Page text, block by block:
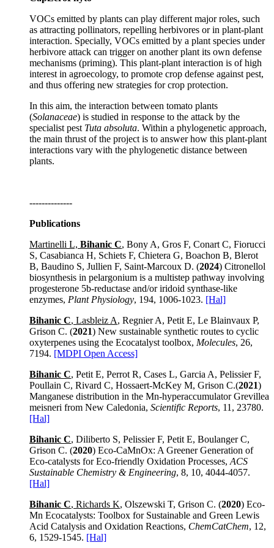
VOCs emitted by plants can play different major roles, such
as attracting pollinators, repelling herbivores or in plant-plant
interaction. Specially, VOCs emitted by a plant species under
herbivore attack can trigger on another plant its own defense
mechanisms (priming). This plant-plant interaction is of high
interest in agroecology, to promote crop defense against pest,
and thus offering new strategies for crop protection.
In this aim, the interaction between tomato plants
(Solanaceae) is studied in response to the attack by the
specialist pest Tuta absoluta. Within a phylogenetic approach,
the main thrust of the project is to answer how this plant-plant
interactions vary with the phylogenetic distance between
plants.
--------------
Publications
Martinelli L, Bihanic C, Bony A, Gros F, Conart C, Fiorucci
S, Casabianca H, Schiets F, Chietera G, Boachon B, Blerot
B, Baudino S, Jullien F, Saint-Marcoux D. (2024) Citronellol
biosynthesis in pelargonium is a multistep pathway involving
progesterone 5b‑reductase and/or iridoid synthase-like
enzymes, Plant Physiology, 194, 1006-1023. [Hal]
Bihanic C, Lasbleiz A, Regnier A, Petit E, Le Blainvaux P,
Grison C. (2021) New sustainable synthetic routes to cyclic
oxyterpenes using the Ecocatalyst toolbox, Molecules, 26,
7194. [MDPI Open Access]
Bihanic C, Petit E, Perrot R, Cases L, Garcia A, Pelissier F,
Poullain C, Rivard C, Hossaert-McKey M, Grison C.(2021)
Manganese distribution in the Mn-hyperaccumulator Grevillea
meisneri from New Caledonia, Scientific Reports, 11, 23780.
[Hal]
Bihanic C, Diliberto S, Pelissier F, Petit E, Boulanger C,
Grison C. (2020) Eco-CaMnOx: A Greener Generation of
Eco-catalysts for Eco-friendly Oxidation Processes,ACS
Sustainable Chemistry & Engineering, 8, 10, 4044-4057.
[Hal]
Bihanic C, Richards K, Olszewski T, Grison C. (2020) Eco-
Mn Ecocatalysts: Toolbox for Sustainable and Green Lewis
Acid Catalysis and Oxidation Reactions, ChemCatChem, 12,
6, 1529-1545. [Hal]